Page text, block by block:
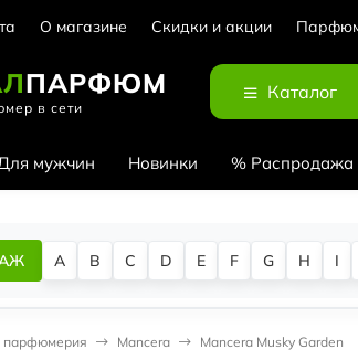
О магазине Скидки и акции
ПАРФЮМ
в сети
Каталог
мужчин Новинки % Распродажа
A B C D E F G H I
парфюмерия Mancera Mancera Musky Garden